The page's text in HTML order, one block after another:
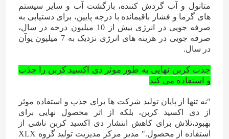
متانول و آب گردش کننده، بازگشت آب و سایر سیستم
های گرما و فشار باقیمانده با درجه پایین، برای دستیابی به
صرفه جویی در انرژی بیش از 10 میلیون درجه در سال،
صرفه جویی در هزینه های انرژی نزدیک به 7 میلیون یوآن
در سال.
جذب کربن نهایی به طور موثر دی اکسید کربن را جذب
و استفاده می کند
"نه تنها از پایان تولید شرکت ها برای جذب و استفاده موثر
از دی اکسید کربن، بلکه از اثر محصول نهایی برای
بهبود،تلاش برای کاهش انتشار دی اکسید کربن ناشی از
استفاده از محصول." مدیر مرکز مدیریت تولید گروه XLX